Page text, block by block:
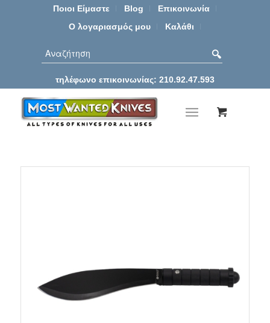
Ποιοι Είμαστε Blog
Επικοινωνία
Ο λογαριασμός μου
Καλάθι
τηλέφωνο επικοινωνίας: 210.92.47.593